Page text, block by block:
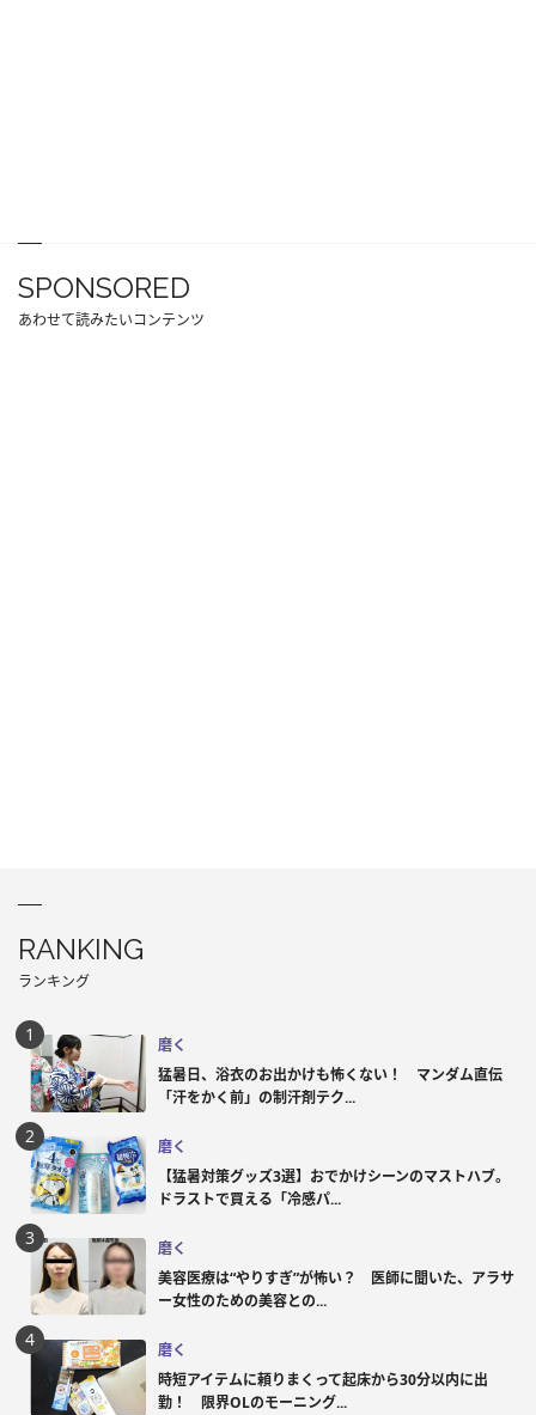
SPONSORED
あわせて読みたいコンテンツ
RANKING
ランキング
磨く
猛暑日、浴衣のお出かけも怖くない！ マンダム直伝
「汗をかく前」の制汗剤テク...
磨く
【猛暑対策グッズ3選】おでかけシーンのマストハブ。
ドラストで買える「冷感パ...
磨く
美容医療は“やりすぎ”が怖い？ 医師に聞いた、アラサ
ー女性のための美容との...
磨く
時短アイテムに頼りまくって起床から30分以内に出
勤！ 限界OLのモーニング...